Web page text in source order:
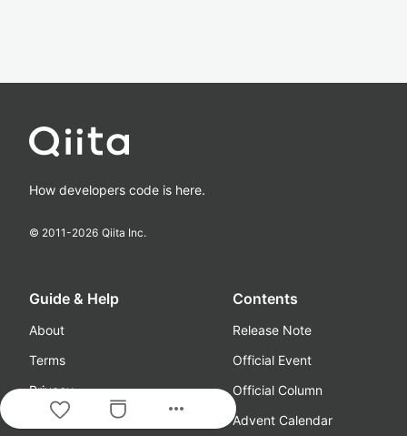
more_horiz
How developers code is here.
© 2011-2026 Qiita Inc.
Guide & Help
About
Terms
Privacy
Guideline
Contents
Release Note
Official Event
Official Column
Advent Calendar